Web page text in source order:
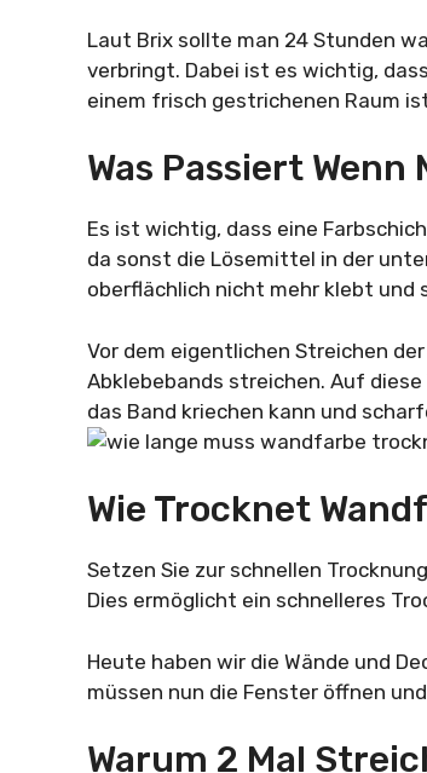
Laut Brix sollte man 24 Stunden
verbringt. Dabei ist es wichtig,
einem frisch gestrichenen Raum
Was Passiert
Es ist wichtig, dass eine
da sonst die Lösemittel in der
oberflächlich nicht mehr klebt und
Vor dem eigentlichen Streichen
Abklebebands streichen. Auf
das Band kriechen kann und
Wie Trocknet
Setzen Sie zur schnellen
Dies ermöglicht ein schnelleres
Heute haben wir die Wände und
müssen nun die Fenster öffnen
Warum 2 Mal